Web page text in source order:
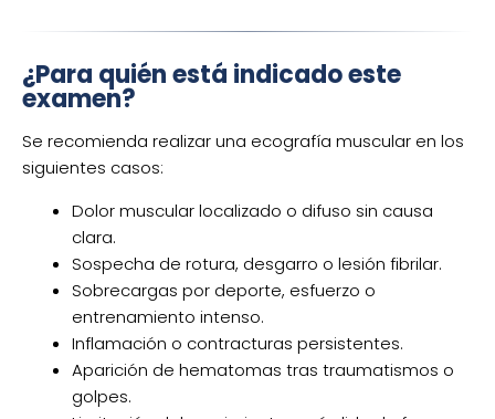
¿Para quién está indicado este
examen?
Se recomienda realizar una ecografía muscular en los
siguientes casos:
Dolor muscular localizado o difuso sin causa
clara.
Sospecha de rotura, desgarro o lesión fibrilar.
Sobrecargas por deporte, esfuerzo o
entrenamiento intenso.
Inflamación o contracturas persistentes.
Aparición de hematomas tras traumatismos o
golpes.